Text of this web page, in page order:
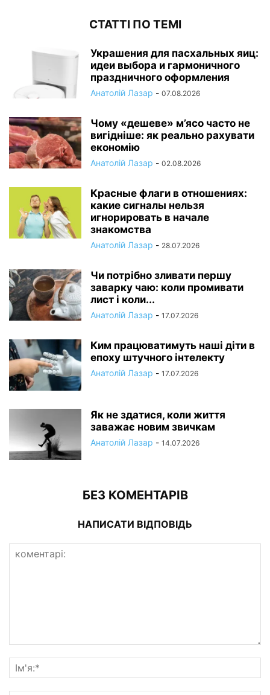
СТАТТІ ПО ТЕМІ
Украшения для пасхальных яиц:
идеи выбора и гармоничного
праздничного оформления
Анатолій Лазар - 07.08.2026
Чому «дешеве» м’ясо часто не
вигідніше: як реально рахувати
економію
Анатолій Лазар - 02.08.2026
Красные флаги в отношениях:
какие сигналы нельзя
игнорировать в начале
знакомства
Анатолій Лазар - 28.07.2026
Чи потрібно зливати першу
заварку чаю: коли промивати
лист і коли...
Анатолій Лазар - 17.07.2026
Ким працюватимуть наші діти в
епоху штучного інтелекту
Анатолій Лазар - 17.07.2026
Як не здатися, коли життя
заважає новим звичкам
Анатолій Лазар - 14.07.2026
БЕЗ КОМЕНТАРІВ
НАПИСАТИ ВІДПОВІДЬ